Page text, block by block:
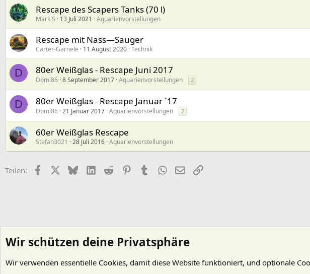
Rescape des Scapers Tanks (70 l)
Mark S 13 Juli 2021 Aquarienvorstellungen
Rescape mit Nass—Sauger
Carter-Garnele 11 August 2020 Technik
D 80er Weißglas - Rescape Juni 2017
Domi86 8 September 2017 Aquarienvorstellungen 2
D 80er Weißglas - Rescape Januar ´17
Domi86 21 Januar 2017 Aquarienvorstellungen 2
60er Weißglas Rescape
Stefan3021 28 Juli 2016 Aquarienvorstellungen
Teilen: FacebookX (Twitter)
BlueskyLinkedIn
Reddit PinterestTumblrWhatsApp
E-MailLink
Aquascaping - "Aquariengestaltung"
Wir schützen deine Privatsphäre
Wir verwenden essentielle Cookies, damit diese Website funktioniert, und optionale